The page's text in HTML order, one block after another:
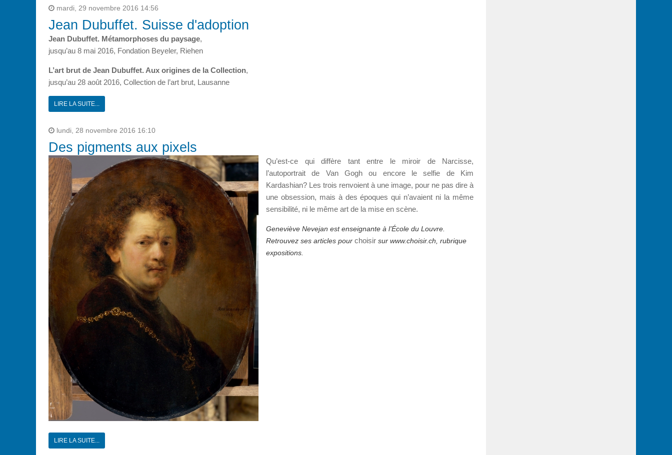
mardi, 29 novembre 2016 14:56
Jean Dubuffet. Suisse d'adoption
Jean Dubuffet. Métamorphoses du paysage,
jusqu’au 8 mai 2016, Fondation Beyeler, Riehen
L’art brut de Jean Dubuffet. Aux origines de la Collection,
jusqu’au 28 août 2016, Collection de l’art brut, Lausanne
LIRE LA SUITE...
lundi, 28 novembre 2016 16:10
Des pigments aux pixels
Qu’est-ce qui diffère tant entre le miroir de Narcisse,
l’autoportrait de Van Gogh ou encore le selfie de Kim
Kardashian? Les trois renvoient à une image, pour ne pas dire à
une obsession, mais à des époques qui n’avaient ni la même
sensibilité, ni le même art de la mise en scène.
Geneviève Nevejan est enseignante à l’École du Louvre.
Retrouvez ses articles pour choisir sur www.choisir.ch, rubrique
expositions.
LIRE LA SUITE...